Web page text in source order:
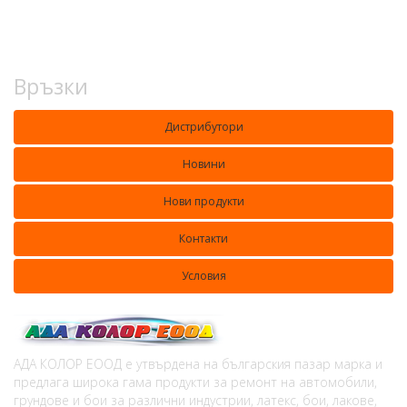
Връзки
Дистрибутори
Новини
Нови продукти
Контакти
Условия
АДА КОЛОР ЕООД е утвърдена на българския пазар марка и
предлага широка гама продукти за ремонт на автомобили,
грундове и бои за различни индустрии, латекс, бои, лакове,